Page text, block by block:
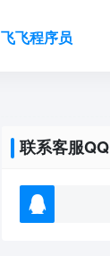
飞飞程序员
联系客服QQ